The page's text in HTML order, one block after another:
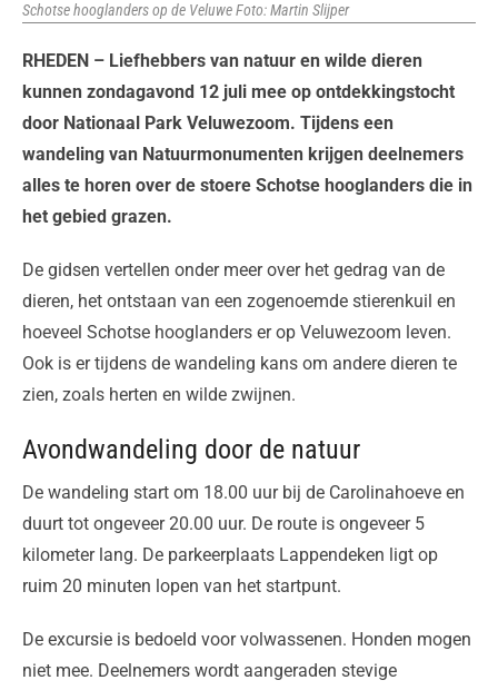
Schotse hooglanders op de Veluwe Foto: Martin Slijper
RHEDEN – Liefhebbers van natuur en wilde dieren
kunnen zondagavond 12 juli mee op ontdekkingstocht
door Nationaal Park Veluwezoom. Tijdens een
wandeling van Natuurmonumenten krijgen deelnemers
alles te horen over de stoere Schotse hooglanders die in
het gebied grazen.
De gidsen vertellen onder meer over het gedrag van de
dieren, het ontstaan van een zogenoemde stierenkuil en
hoeveel Schotse hooglanders er op Veluwezoom leven.
Ook is er tijdens de wandeling kans om andere dieren te
zien, zoals herten en wilde zwijnen.
Avondwandeling door de natuur
De wandeling start om 18.00 uur bij de Carolinahoeve en
duurt tot ongeveer 20.00 uur. De route is ongeveer 5
kilometer lang. De parkeerplaats Lappendeken ligt op
ruim 20 minuten lopen van het startpunt.
De excursie is bedoeld voor volwassenen. Honden mogen
niet mee. Deelnemers wordt aangeraden stevige